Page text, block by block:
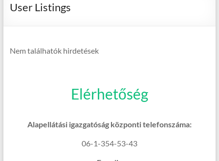
User Listings
Nem találhatók hirdetések
Elérhetőség
Alapellátási igazgatóság központi telefonszáma:
06-1-354-53-43